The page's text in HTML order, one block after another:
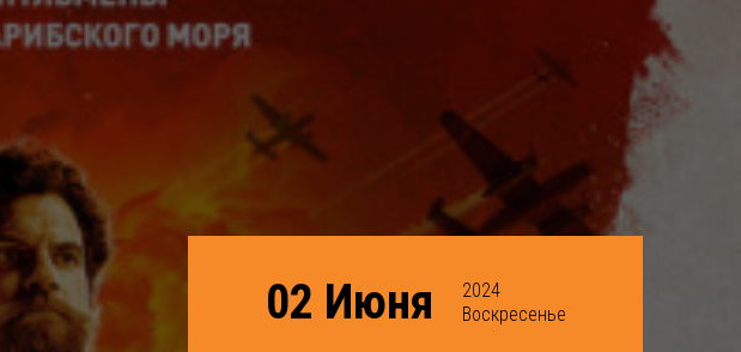
02 Июня
2024
Воскресенье